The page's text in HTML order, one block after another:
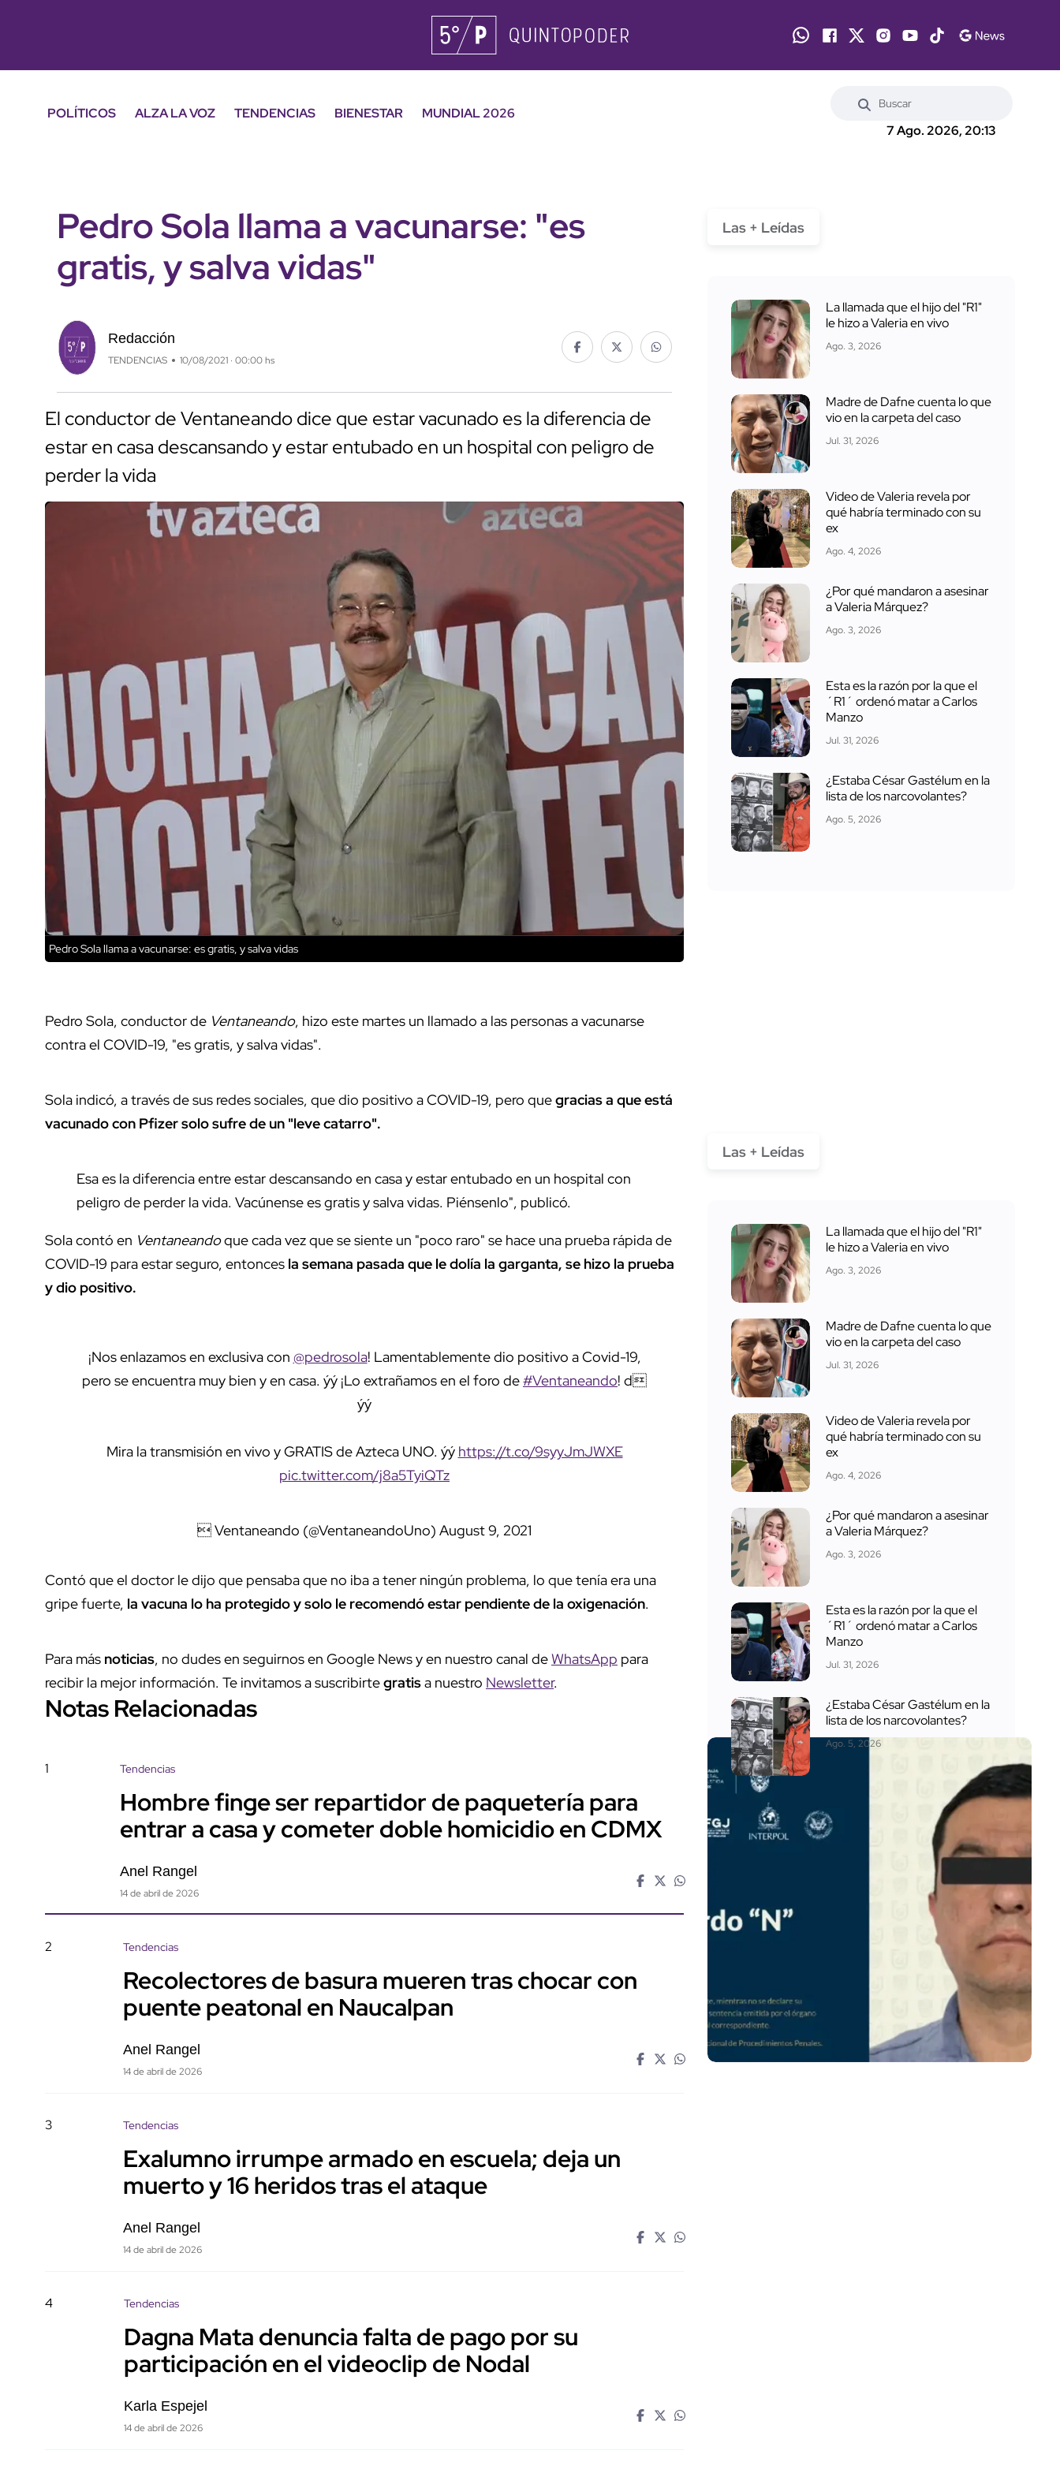
POLÍTICOS ALZA LA VOZ TENDENCIAS BIENESTAR
MUNDIAL 2026
7 Ago. 2026, 20:13
Pedro Sola llama a vacunarse: "es
gratis, y salva vidas"
Redacción
TENDENCIAS 10/08/2021 · 00:00 hs
El conductor de Ventaneando dice que estar vacunado es la diferencia de
estar en casa descansando y estar entubado en un hospital con peligro de
perder la vida
Pedro Sola llama a vacunarse: es gratis, y salva vidas
Pedro Sola, conductor de Ventaneando, hizo este martes un llamado a las personas a vacunarse
contra el COVID-19, "es gratis, y salva vidas".
Sola indicó, a través de sus redes sociales, que dio positivo a COVID-19, pero quegracias a que está
vacunado con Pfizer solo sufre de un "leve catarro".
Esa es la diferencia entre estar descansando en casa y estar entubado en un hospital con
peligro de perder la vida. Vacúnense es gratis y salva vidas. Piénsenlo", publicó.
Sola contó en Ventaneandoque cada vez que se siente un "poco raro" se hace una prueba rápida de
COVID-19 para estar seguro, entonces la semana pasada que le dolía la garganta, se hizo la prueba
y dio positivo.
¡Nos enlazamos en exclusiva con @pedrosola! Lamentablemente dio positivo a Covid-19,
pero se encuentra muy bien y en casa. ýý ¡Lo extrañamos en el foro de#Ventaneando! d
ýý
Mira la transmisión en vivo y GRATIS de Azteca UNO. ýý https://t.co/9syyJmJWXE
pic.twitter.com/j8a5TyiQTz
 Ventaneando (@VentaneandoUno) August 9, 2021
Contó que el doctor le dijo que pensaba que no iba a tener ningún problema, lo que tenía era una
gripe fuerte, la vacuna lo ha protegido y solo le recomendó estar pendiente de la oxigenación.
Para más noticias, no dudes en seguirnos en Google News y en nuestro canal deWhatsApp para
recibir la mejor información. Te invitamos a suscribirtegratisa nuestro Newsletter.
Notas Relacionadas
1 Tendencias
Hombre finge ser repartidor de paquetería para
entrar a casa y cometer doble homicidio en CDMX
Anel Rangel
14 de abril de 2026
2 Tendencias
Recolectores de basura mueren tras chocar con
puente peatonal en Naucalpan
Anel Rangel
14 de abril de 2026
3 Tendencias
Exalumno irrumpe armado en escuela; deja un
muerto y 16 heridos tras el ataque
Anel Rangel
14 de abril de 2026
4 Tendencias
Dagna Mata denuncia falta de pago por su
participación en el videoclip de Nodal
Karla Espejel
14 de abril de 2026
Las + Leídas
La llamada que el hijo del "R1"
le hizo a Valeria en vivo
Ago. 3, 2026
Madre de Dafne cuenta lo que
vio en la carpeta del caso
Jul. 31, 2026
Video de Valeria revela por
qué habría terminado con su
ex
Ago. 4, 2026
¿Por qué mandaron a asesinar
a Valeria Márquez?
Ago. 3, 2026
Esta es la razón por la que el
´R1´ ordenó matar a Carlos
Manzo
Jul. 31, 2026
¿Estaba César Gastélum en la
lista de los narcovolantes?
Ago. 5, 2026
Las + Leídas
La llamada que el hijo del "R1"
le hizo a Valeria en vivo
Ago. 3, 2026
Madre de Dafne cuenta lo que
vio en la carpeta del caso
Jul. 31, 2026
Video de Valeria revela por
qué habría terminado con su
ex
Ago. 4, 2026
¿Por qué mandaron a asesinar
a Valeria Márquez?
Ago. 3, 2026
Esta es la razón por la que el
´R1´ ordenó matar a Carlos
Manzo
Jul. 31, 2026
¿Estaba César Gastélum en la
lista de los narcovolantes?
Ago. 5, 2026